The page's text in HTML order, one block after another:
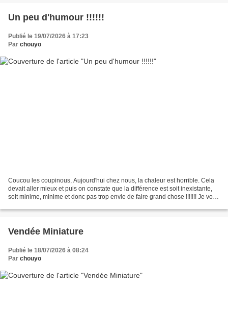
Un peu d'humour !!!!!!
Publié le 19/07/2026 à 17:23
Par chouyo
Coucou les coupinous, Aujourd'hui chez nous, la chaleur est horrible. Cela
devait aller mieux et puis on constate que la différence est soit inexistante,
soit minime, minime et donc pas trop envie de faire grand chose !!!!!!! Je vous
Vendée Miniature
Publié le 18/07/2026 à 08:24
Par chouyo